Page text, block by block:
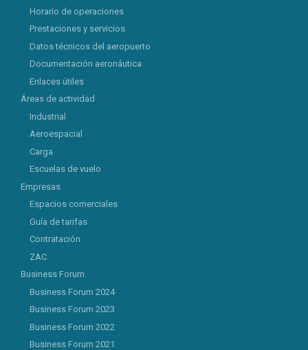
Horario de operaciones
Prestaciones y servicios
Datos técnicos del aeropuerto
Documentación aeronáutica
Enlaces útiles
Áreas de actividad
Industrial
Aeroespacial
Carga
Escuelas de vuelo
Empresas
Espacios comerciales
Guía de tarifas
Contratación
ZAC
Business Forum
Business Forum 2024
Business Forum 2023
Business Forum 2022
Business Forum 2021